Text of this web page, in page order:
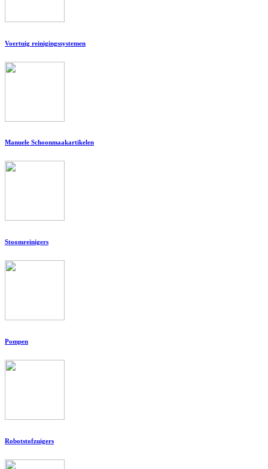
Voertuig reinigingssystemen
Manuele Schoonmaakartikelen
Stoomreinigers
Pompen
Robotstofzuigers